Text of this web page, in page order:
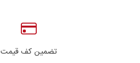
تضمین کف قیمت